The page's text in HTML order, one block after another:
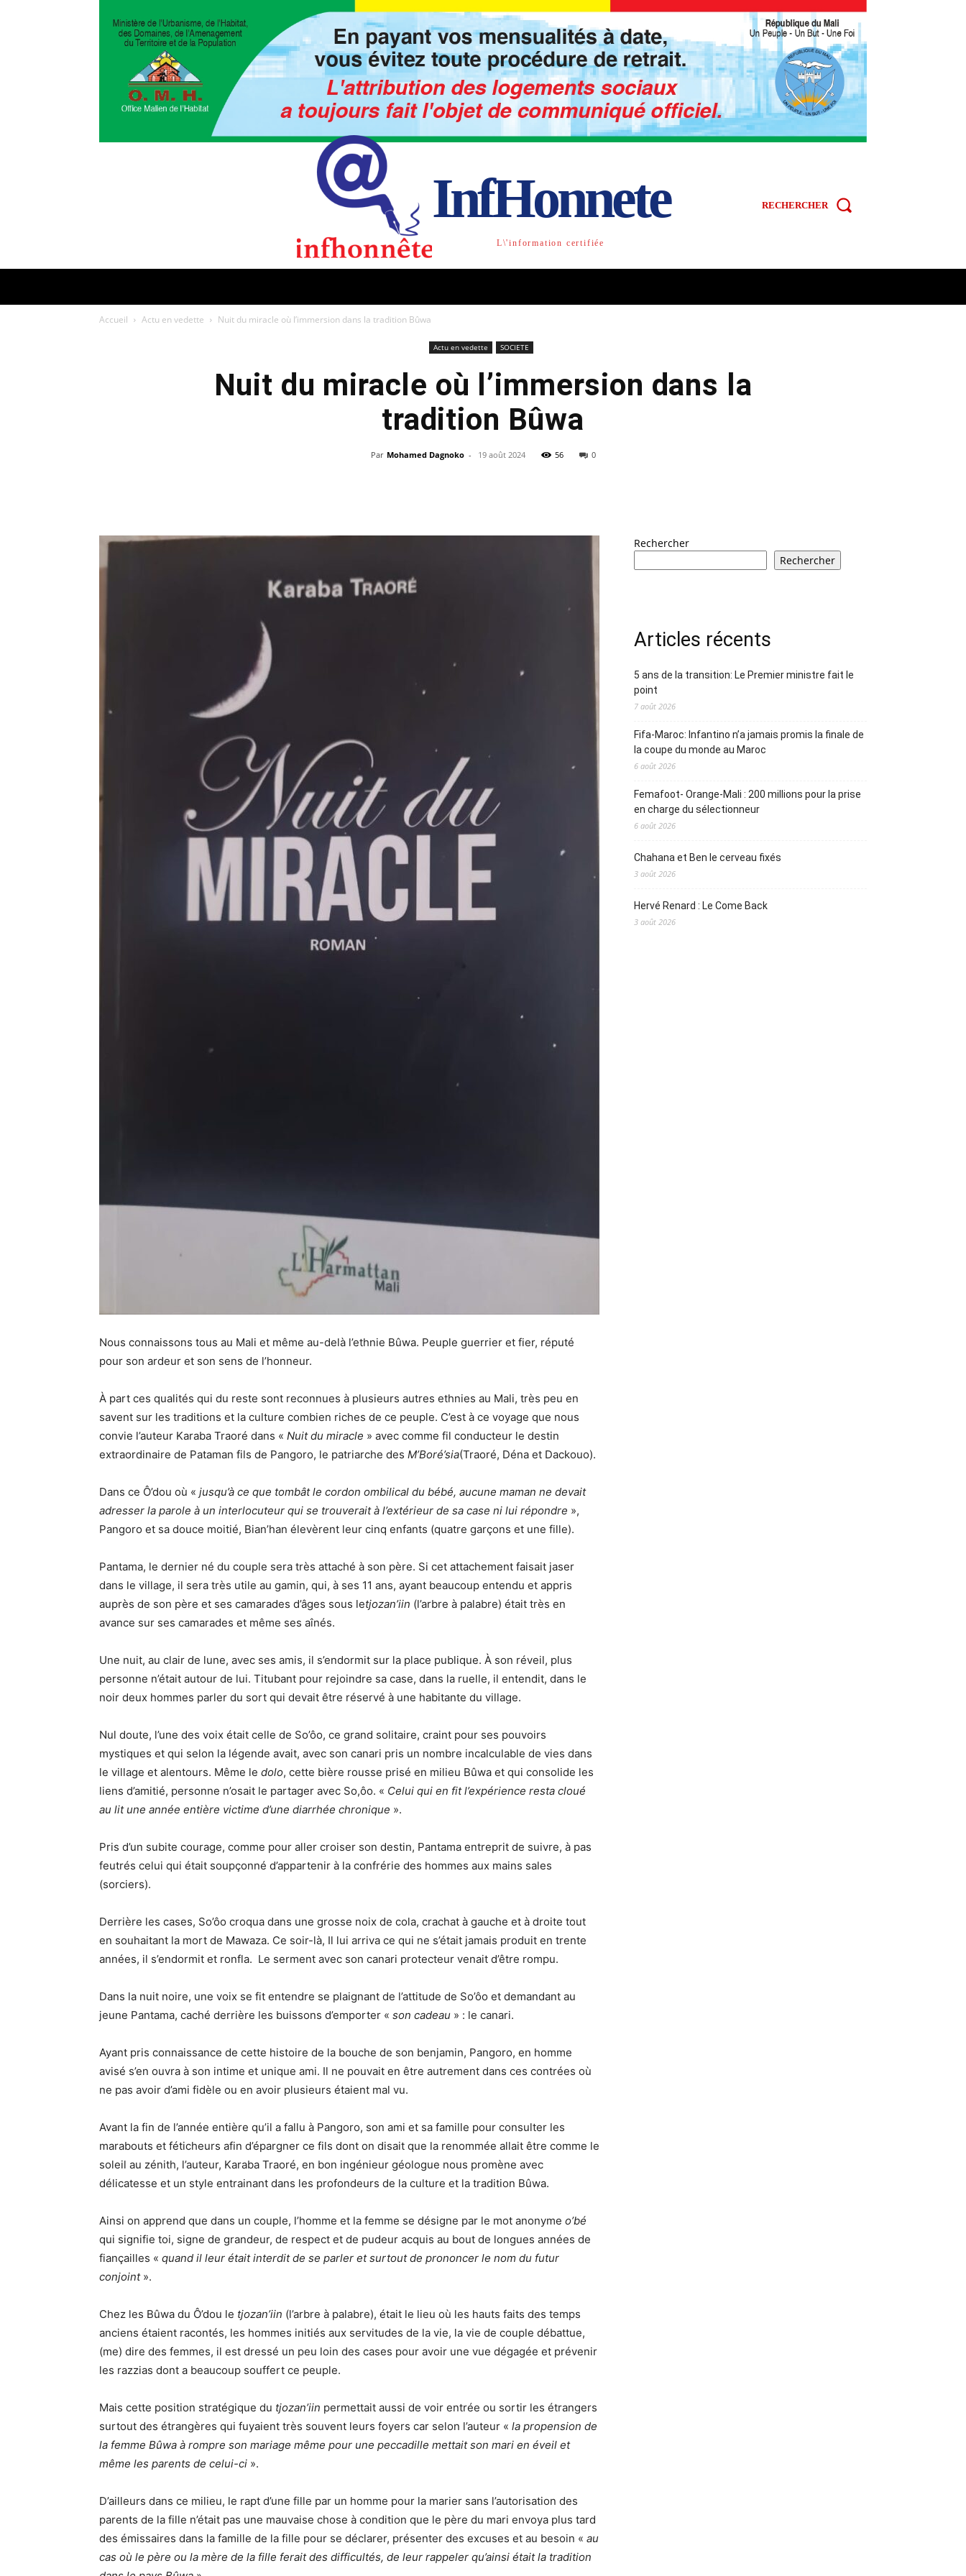
InfHonnete
L\'information certifiée
RECHERCHER
Accueil Actu en vedette Nuit du miracle où l’immersion dans la tradition Bûwa
Actu en vedette SOCIETE
Nuit du miracle où l’immersion dans la
tradition Bûwa
Par Mohamed Dagnoko - 19 août 2024 56 0
Nous connaissons tous au Mali et même au-delà l’ethnie Bûwa. Peuple guerrier et fier, réputé
pour son ardeur et son sens de l’honneur.
À part ces qualités qui du reste sont reconnues à plusieurs autres ethnies au Mali, très peu en
savent sur les traditions et la culture combien riches de ce peuple. C’est à ce voyage que nous
convie l’auteur Karaba Traoré dans « Nuit du miracle » avec comme fil conducteur le destin
extraordinaire de Pataman fils de Pangoro, le patriarche des M’Boré’sia(Traoré, Déna et Dackouo).
Dans ce Ô’dou où « jusqu’à ce que tombât le cordon ombilical du bébé, aucune maman ne devait
adresser la parole à un interlocuteur qui se trouverait à l’extérieur de sa case ni lui répondre »,
Pangoro et sa douce moitié, Bian’han élevèrent leur cinq enfants (quatre garçons et une fille).
Pantama, le dernier né du couple sera très attaché à son père. Si cet attachement faisait jaser
dans le village, il sera très utile au gamin, qui, à ses 11 ans, ayant beaucoup entendu et appris
auprès de son père et ses camarades d’âges sous letjozan’iin (l’arbre à palabre) était très en
avance sur ses camarades et même ses aînés.
Une nuit, au clair de lune, avec ses amis, il s’endormit sur la place publique. À son réveil, plus
personne n’était autour de lui. Titubant pour rejoindre sa case, dans la ruelle, il entendit, dans le
noir deux hommes parler du sort qui devait être réservé à une habitante du village.
Nul doute, l’une des voix était celle de So’ôo, ce grand solitaire, craint pour ses pouvoirs
mystiques et qui selon la légende avait, avec son canari pris un nombre incalculable de vies dans
le village et alentours. Même le dolo, cette bière rousse prisé en milieu Bûwa et qui consolide les
liens d’amitié, personne n’osait le partager avec So,ôo. « Celui qui en fit l’expérience resta cloué
au lit une année entière victime d’une diarrhée chronique ».
Pris d’un subite courage, comme pour aller croiser son destin, Pantama entreprit de suivre, à pas
feutrés celui qui était soupçonné d’appartenir à la confrérie des hommes aux mains sales
(sorciers).
Derrière les cases, So’ôo croqua dans une grosse noix de cola, crachat à gauche et à droite tout
en souhaitant la mort de Mawaza. Ce soir-là, Il lui arriva ce qui ne s’était jamais produit en trente
années, il s’endormit et ronfla. Le serment avec son canari protecteur venait d’être rompu.
Dans la nuit noire, une voix se fit entendre se plaignant de l’attitude de So’ôo et demandant au
jeune Pantama, caché derrière les buissons d’emporter « son cadeau » : le canari.
Ayant pris connaissance de cette histoire de la bouche de son benjamin, Pangoro, en homme
avisé s’en ouvra à son intime et unique ami. Il ne pouvait en être autrement dans ces contrées où
ne pas avoir d’ami fidèle ou en avoir plusieurs étaient mal vu.
Avant la fin de l’année entière qu’il a fallu à Pangoro, son ami et sa famille pour consulter les
marabouts et féticheurs afin d’épargner ce fils dont on disait que la renommée allait être comme le
soleil au zénith, l’auteur, Karaba Traoré, en bon ingénieur géologue nous promène avec
délicatesse et un style entrainant dans les profondeurs de la culture et la tradition Bûwa.
Ainsi on apprend que dans un couple, l’homme et la femme se désigne par le mot anonyme o’bé
qui signifie toi, signe de grandeur, de respect et de pudeur acquis au bout de longues années de
fiançailles « quand il leur était interdit de se parler et surtout de prononcer le nom du futur
conjoint ».
Chez les Bûwa du Ô’dou le tjozan’iin (l’arbre à palabre), était le lieu où les hauts faits des temps
anciens étaient racontés, les hommes initiés aux servitudes de la vie, la vie de couple débattue,
(me) dire des femmes, il est dressé un peu loin des cases pour avoir une vue dégagée et prévenir
les razzias dont a beaucoup souffert ce peuple.
Mais cette position stratégique du tjozan’iin permettait aussi de voir entrée ou sortir les étrangers
surtout des étrangères qui fuyaient très souvent leurs foyers car selon l’auteur « la propension de
la femme Bûwa à rompre son mariage même pour une peccadille mettait son mari en éveil et
même les parents de celui-ci ».
D’ailleurs dans ce milieu, le rapt d’une fille par un homme pour la marier sans l’autorisation des
parents de la fille n’était pas une mauvaise chose à condition que le père du mari envoya plus tard
des émissaires dans la famille de la fille pour se déclarer, présenter des excuses et au besoin « au
cas où le père ou la mère de la fille ferait des difficultés, de leur rappeler qu’ainsi était la tradition
Rechercher
Rechercher
Articles récents
5 ans de la transition: Le Premier ministre fait le
point
7 août 2026
Fifa-Maroc: Infantino n’a jamais promis la finale de
la coupe du monde au Maroc
6 août 2026
Femafoot- Orange-Mali : 200 millions pour la prise
en charge du sélectionneur
6 août 2026
Chahana et Ben le cerveau fixés
3 août 2026
Hervé Renard : Le Come Back
3 août 2026